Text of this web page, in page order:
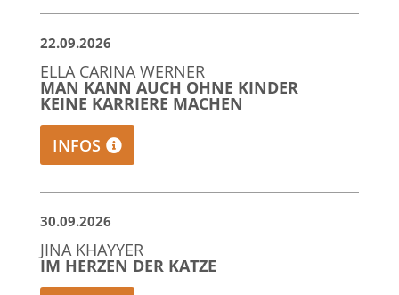
22.09.2026
ELLA CARINA WERNER
MAN KANN AUCH OHNE KINDER
KEINE KARRIERE MACHEN
INFOS
30.09.2026
JINA KHAYYER
IM HERZEN DER KATZE